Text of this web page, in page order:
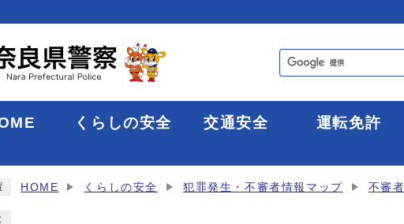
くらしの安全 交通安全 運転免許
HOME くらしの安全 犯罪発生・不審者情報マップ 不審